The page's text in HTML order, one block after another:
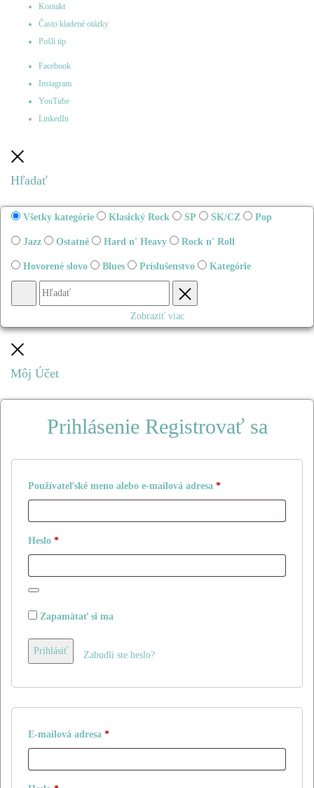
Kontakt
Často kladené otázky
Pošli tip
Facebook
Instagram
YouTube
LinkedIn
Hľadať
Všetky kategórie Klasický Rock SP SK/CZ Pop
Jazz Ostatné Hard n' Heavy Rock n' Roll
Hovorené slovo Blues Príslušenstvo Kategórie
Zobraziť viac
Môj Účet
Prihlásenie Registrovať sa
Používateľské meno alebo e-mailová adresa *Povinné
Heslo *Povinné
Zapamätať si ma
Prihlásiť Zabudli ste heslo?
E-mailová adresa *Povinné